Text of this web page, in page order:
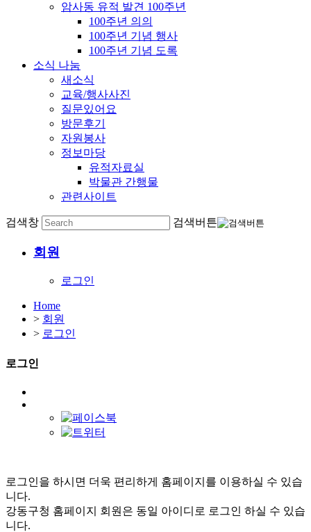
암사동 유적 발견 100주년
100주년 의의
100주년 기념 행사
100주년 기념 도록
소식 나눔
새소식
교육/행사사진
질문있어요
방문후기
자원봉사
정보마당
유적자료실
박물관 간행물
관련사이트
검색창 검색버튼
회원
로그인
Home
> 회원
> 로그인
로그인
로그인을 하시면 더욱 편리하게 홈페이지를 이용하실 수 있습
니다.
강동구청 홈페이지 회원은 동일 아이디로 로그인 하실 수 있습
니다.